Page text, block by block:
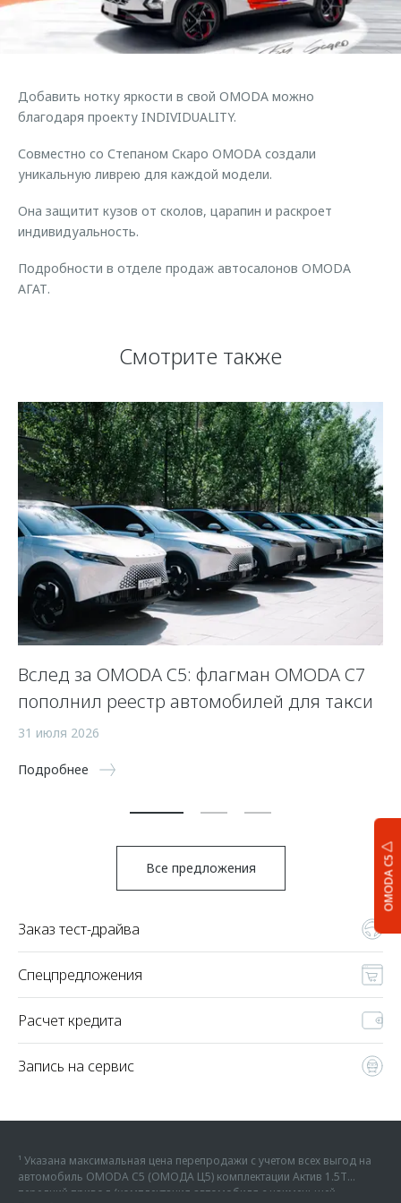
Кредитный калькулятор
Одежда и сувениры
Трейд-ин
Калькулятор трейд-ин
Дополнительная техническая поддержка
Руководства по эксплуатации
O&J Автоклуб
Аксессуары
Одежда и сувениры
Оригинальные аксессуары
Запчасти
Обратная связь
OMODA C5
Добавить нотку яркости в свой OMODA можно
благодаря проекту INDIVIDUALITY.
Совместно со Степаном Скаро OMODA создали
уникальную ливрею для каждой модели.
Она защитит кузов от сколов, царапин и раскроет
индивидуальность.
Подробности в отделе продаж автосалонов OMODA
АГАТ.
Смотрите также
Вслед за OMODA C5: флагман OMODA C7
пополнил реестр автомобилей для такси
31 июля 2026
Подробнее
Все предложения
Заказ тест-драйва
Спецпредложения
Расчет кредита
Запись на сервис
¹ Указана максимальная цена перепродажи с учетом всех выгод на
автомобиль OMODA C5 (ОМОДА Ц5) комплектации Актив 1.5Т
передний привод (комплектация автомобиля с наименьшей